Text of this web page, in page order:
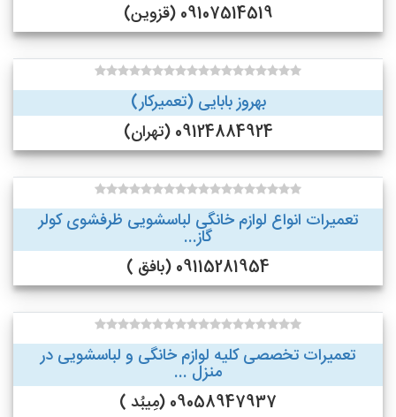
09107514519 (قزوین)
بهروز بابایی (تعمیرکار)
09124884924 (تهران)
تعمیرات انواع لوازم خانگی لباسشویی ظرفشوی کولر
گاز...
09115281954 (بافق )
تعمیرات تخصصی کلیه لوازم خانگی و لباسشویی در
منزل ...
09058947937 (مِیبُد )